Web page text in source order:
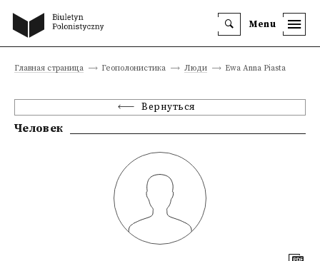
Menu
Главная страница Геополонистика Люди Ewa Anna Piasta
Вернуться
Человек